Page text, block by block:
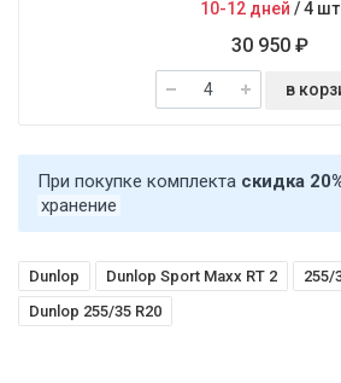
10-12 дней /4 шт
30 950 ₽
в
При покупке комплекта скидка
хранение
Dunlop Dunlop Sport Maxx RT 2
255/
Dunlop 255/35 R20